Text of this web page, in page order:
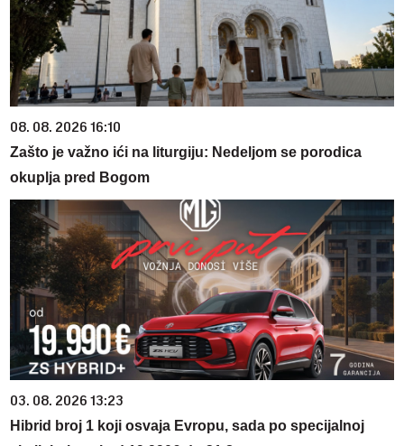
08. 08. 2026 16:10
Zašto je važno ići na liturgiju: Nedeljom se porodica
okuplja pred Bogom
03. 08. 2026 13:23
Hibrid broj 1 koji osvaja Evropu, sada po specijalnoj